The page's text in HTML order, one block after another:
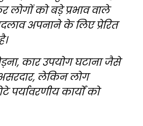
लोगों को बड़े प्रभाव वाले
अपनाने के लिए प्रेरित
कार उपयोग घटाना जैसे
लेकिन लोग
पर्यावरणीय कार्यों को